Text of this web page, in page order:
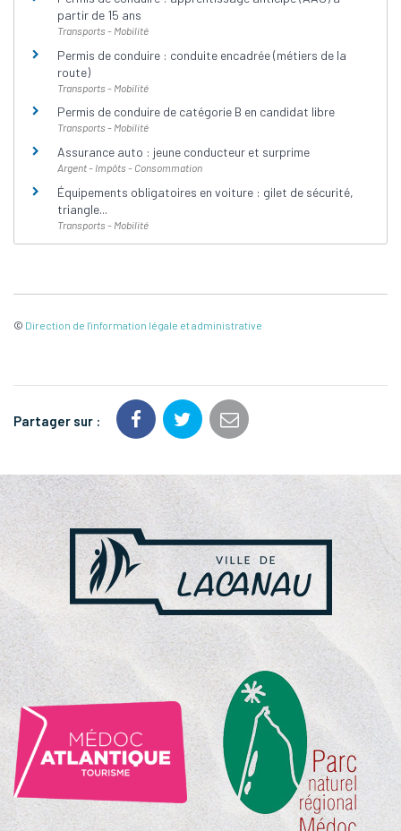
partir de 15 ans
Transports - Mobilité
Permis de conduire : conduite encadrée (métiers de la
route)
Transports - Mobilité
Permis de conduire de catégorie B en candidat libre
Transports - Mobilité
Assurance auto : jeune conducteur et surprime
Argent - Impôts - Consommation
Équipements obligatoires en voiture : gilet de sécurité,
triangle...
Transports - Mobilité
© Direction de l'information légale et administrative
Partager sur :
NOS
PARTENAIRES